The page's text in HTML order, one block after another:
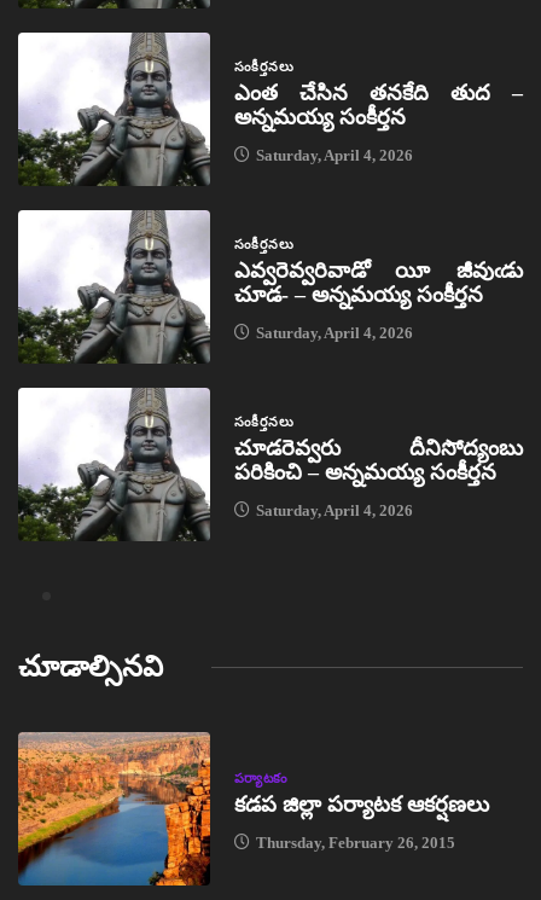
సంకీర్తనలు
ఎంత చేసిన తనకేది తుద –
అన్నమయ్య సంకీర్తన
Saturday, April 4, 2026
సంకీర్తనలు
ఎవ్వరెవ్వరివాడో యీ జీవుఁడు
చూడ- – అన్నమయ్య సంకీర్తన
Saturday, April 4, 2026
సంకీర్తనలు
చూడరెవ్వరు దీనిసోద్యంబు
పరికించి – అన్నమయ్య సంకీర్తన
Saturday, April 4, 2026
చూడాల్సినవి
పర్యాటకం
కడప జిల్లా పర్యాటక ఆకర్షణలు
Thursday, February 26, 2015